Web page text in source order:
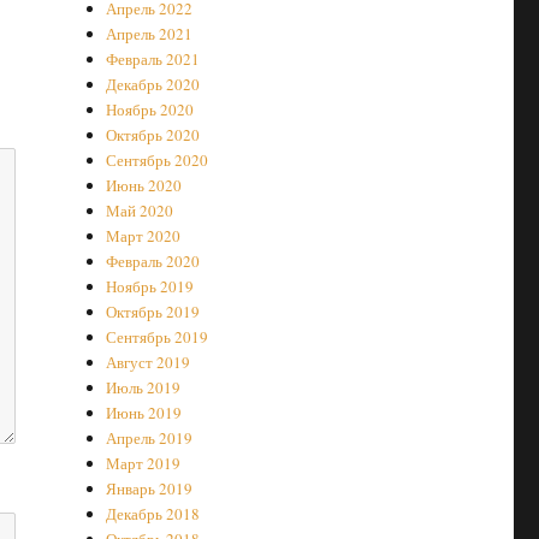
Апрель 2022
Апрель 2021
Февраль 2021
Декабрь 2020
Ноябрь 2020
Октябрь 2020
Сентябрь 2020
Июнь 2020
Май 2020
Март 2020
Февраль 2020
Ноябрь 2019
Октябрь 2019
Сентябрь 2019
Август 2019
Июль 2019
Июнь 2019
Апрель 2019
Март 2019
Январь 2019
Декабрь 2018